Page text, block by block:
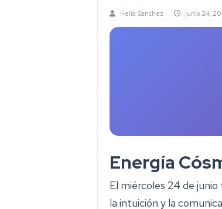
Helia Sanchez junio 24,
Energía
El miércoles 24 de
la intuición y la